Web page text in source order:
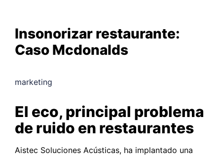
Insonorizar restaurante:
Caso Mcdonalds
marketing
El eco, principal problema
de ruido en restaurantes
Aistec Soluciones Acústicas, ha implantado una